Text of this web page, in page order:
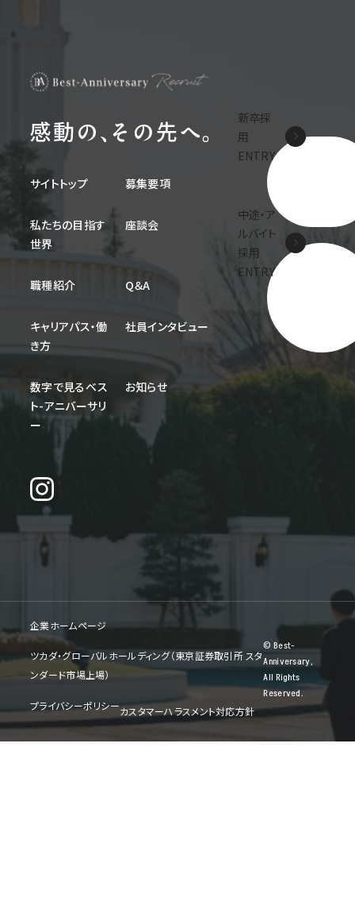
サイトトップ 募集要項
私たちの目指す
世界
座談会
職種紹介 Q＆A
キャリアパス・働
き方
社員インタビュー
数字で見るベス
ト-アニバーサリ
ー
お知らせ
新卒採
用
ENTRY
中途・ア
ルバイト
採用
ENTRY
企業ホームページ
ツカダ・グローバルホールディング（東京証券取引所 スタ
ンダード市場上場）
プライバシーポリシーカスタマーハラスメント対応方針
© Best-
Anniversary,
All Rights
Reserved.